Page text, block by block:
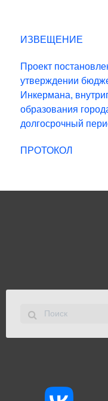
ИЗВЕЩЕНИЕ
Проект
утверждении
Инкермана,
образования
долгосрочный
ПРОТОКОЛ